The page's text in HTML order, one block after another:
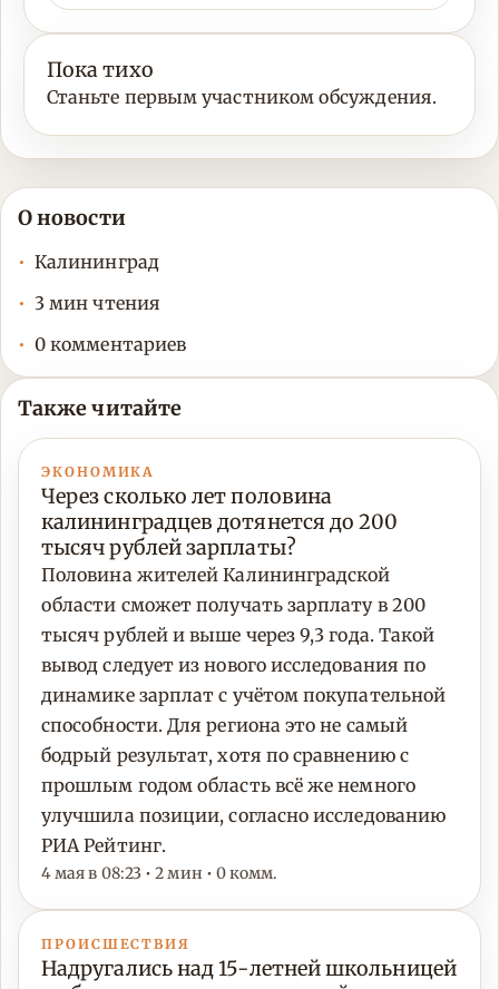
Пока тихо
Станьте первым участником обсуждения.
О новости
Калининград
3 мин чтения
0 комментариев
Также читайте
ЭКОНОМИКА
Через сколько лет половина
калининградцев дотянется до 200
тысяч рублей зарплаты?
Половина жителей Калининградской
области сможет получать зарплату в 200
тысяч рублей и выше через 9,3 года. Такой
вывод следует из нового исследования по
динамике зарплат с учётом покупательной
способности. Для региона это не самый
бодрый результат, хотя по сравнению с
прошлым годом область всё же немного
улучшила позиции, согласно исследованию
РИА Рейтинг.
4 мая в 08:23 • 2 мин • 0 комм.
ПРОИСШЕСТВИЯ
Надругались над 15-летней школьницей